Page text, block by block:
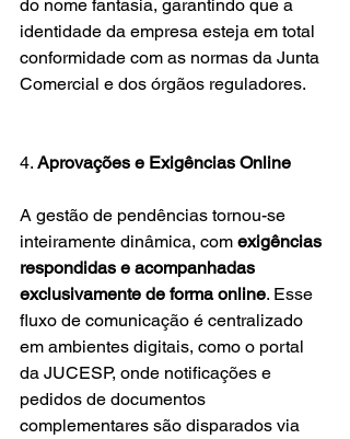
do nome fantasia, garantindo que a
identidade da empresa esteja em total
conformidade com as normas da Junta
Comercial e dos órgãos reguladores.
4. Aprovações e Exigências Online
A gestão de pendências tornou-se
inteiramente dinâmica, com exigências
respondidas e acompanhadas
exclusivamente de forma online. Esse
fluxo de comunicação é centralizado
em ambientes digitais, como o portal
da JUCESP, onde notificações e
pedidos de documentos
complementares são disparados via